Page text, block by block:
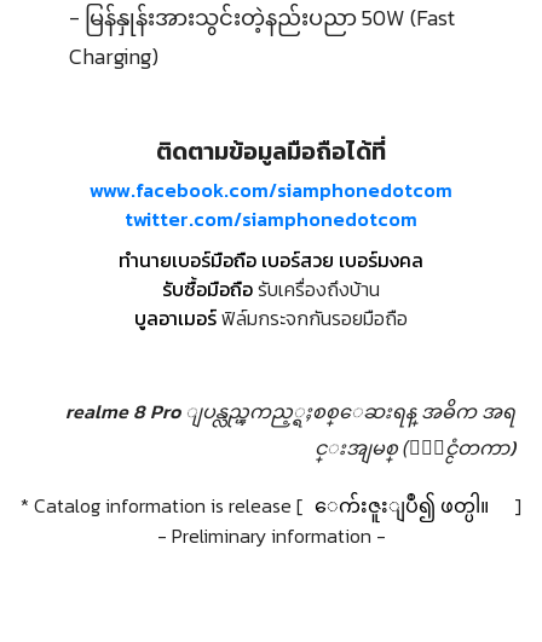
- မြန်နှုန်းအားသွင်းတဲ့နည်းပညာ 50W (Fast
Charging)
ติดตามข้อมูลมือถือได้ที่
www.facebook.com/siamphonedotcom
twitter.com/siamphonedotcom
ทำนายเบอร์มือถือ เบอร์สวย เบอร์มงคล
รับซื้อมือถือรับเครื่องถึงบ้าน
บูลอาเมอร์ฟิล์มกระจกกันรอยมือถือ
realme 8 Pro ျပန္လည္ၾကည့္ရႈစစ္ေဆးရန္ အဓိက အရ
င္းအျမစ္ (ႏုိင္ငံတကာ)
* Catalog information is release [ ေက်းဇူးျပဳ၍ ဖတ္ပါ။
]
- Preliminary information -